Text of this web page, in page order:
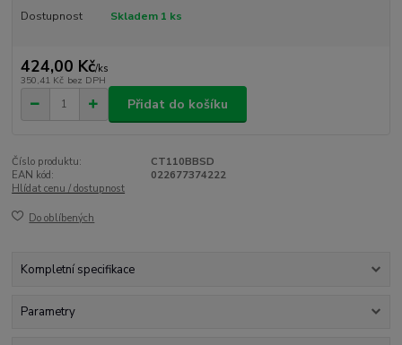
Dostupnost Skladem 1 ks
424,00 Kč/ks
350,41 Kč bez DPH
Přidat do košíku
Číslo produktu:
CT110BBSD
EAN kód:
022677374222
Hlídat cenu / dostupnost
Do oblíbených
Kompletní specifikace
Parametry